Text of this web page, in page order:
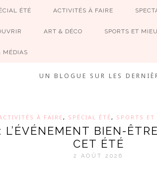
ÉTÉ ACTIVITÉS À FAIRE
ART & DÉCO SPORTS ET
MÉDIAS
UN BLOGUE SUR LES
À FAIRE, SPÉCIAL ÉTÉ, SPORTS ET
BIEN-
CET ÉTÉ
2 AOÛT 2026